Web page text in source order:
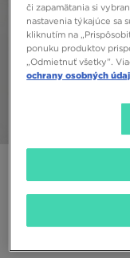
ADIDAS SÚPRAVA
či zapamätania si
nastavenia týkajúce sa
kliknutím na
ponuku produktov
„Odmietnuť všetky”.
ochrany osobných